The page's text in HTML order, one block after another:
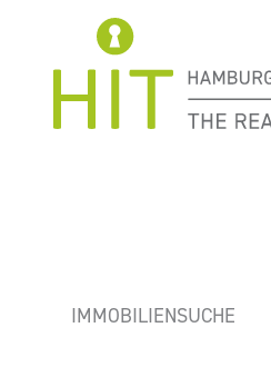
IMMOBILIENSUCHE
„BUSINESSPARK